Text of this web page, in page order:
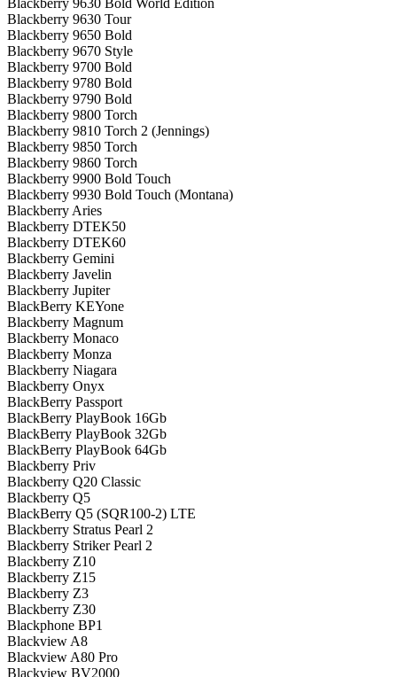
Blackberry 9630 Bold World Edition
Blackberry 9630 Tour
Blackberry 9650 Bold
Blackberry 9670 Style
Blackberry 9700 Bold
Blackberry 9780 Bold
Blackberry 9790 Bold
Blackberry 9800 Torch
Blackberry 9810 Torch 2 (Jennings)
Blackberry 9850 Torch
Blackberry 9860 Torch
Blackberry 9900 Bold Touch
Blackberry 9930 Bold Touch (Montana)
Blackberry Aries
Blackberry DTEK50
Blackberry DTEK60
Blackberry Gemini
Blackberry Javelin
Blackberry Jupiter
BlackBerry KEYone
Blackberry Magnum
Blackberry Monaco
Blackberry Monza
Blackberry Niagara
Blackberry Onyx
BlackBerry Passport
BlackBerry PlayBook 16Gb
BlackBerry PlayBook 32Gb
BlackBerry PlayBook 64Gb
Blackberry Priv
Blackberry Q20 Classic
Blackberry Q5
BlackBerry Q5 (SQR100-2) LTE
Blackberry Stratus Pearl 2
Blackberry Striker Pearl 2
Blackberry Z10
Blackberry Z15
Blackberry Z3
Blackberry Z30
Blackphone BP1
Blackview A8
Blackview A80 Pro
Blackview BV2000